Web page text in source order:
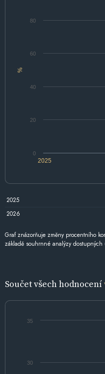
%
2025
0
20
40
60
80
2025
2026
Graf znázorňuje změny procentního
základě souhrnné analýzy
Součet všech hodnocení
30
35